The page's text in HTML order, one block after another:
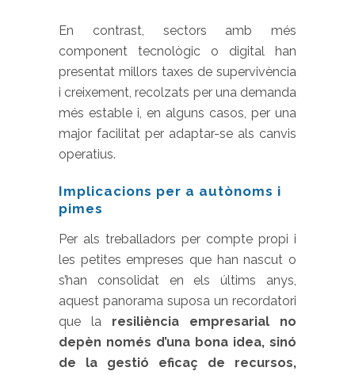
En contrast, sectors amb més
component tecnològic o digital han
presentat millors taxes de supervivència
i creixement, recolzats per una demanda
més estable i, en alguns casos, per una
major facilitat per adaptar-se als canvis
operatius.
Implicacions per a autònoms i
pimes
Per als treballadors per compte propi i
les petites empreses que han nascut o
s’han consolidat en els últims anys,
aquest panorama suposa un recordatori
que la resiliència empresarial no
depèn només d’una bona idea, sinó
de la gestió eficaç de recursos,